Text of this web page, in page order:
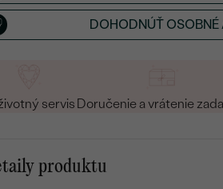
DOHODNÚŤ OSOBNÉ
servis Doručenie a vrátenie
produktu